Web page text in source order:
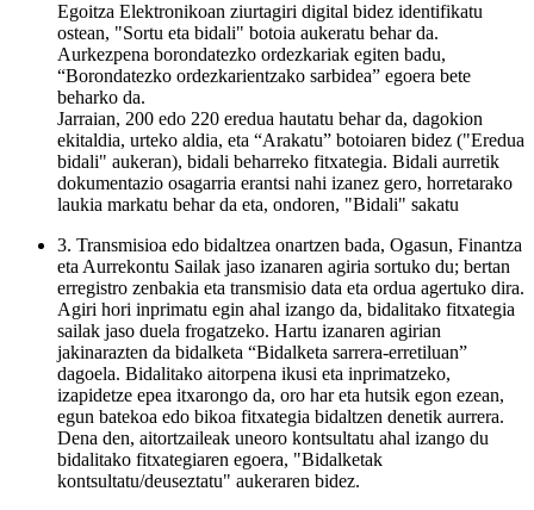
Egoitza Elektronikoan ziurtagiri digital bidez identifikatu
ostean, "Sortu eta bidali" botoia aukeratu behar da.
Aurkezpena borondatezko ordezkariak egiten badu,
“Borondatezko ordezkarientzako sarbidea” egoera bete
beharko da.
Jarraian, 200 edo 220 eredua hautatu behar da, dagokion
ekitaldia, urteko aldia, eta “Arakatu” botoiaren bidez ("Eredua
bidali" aukeran), bidali beharreko fitxategia. Bidali aurretik
dokumentazio osagarria erantsi nahi izanez gero, horretarako
laukia markatu behar da eta, ondoren, "Bidali" sakatu
3. Transmisioa edo bidaltzea onartzen bada, Ogasun, Finantza
eta Aurrekontu Sailak jaso izanaren agiria sortuko du; bertan
erregistro zenbakia eta transmisio data eta ordua agertuko dira.
Agiri hori inprimatu egin ahal izango da, bidalitako fitxategia
sailak jaso duela frogatzeko. Hartu izanaren agirian
jakinarazten da bidalketa “Bidalketa sarrera-erretiluan”
dagoela. Bidalitako aitorpena ikusi eta inprimatzeko,
izapidetze epea itxarongo da, oro har eta hutsik egon ezean,
egun batekoa edo bikoa fitxategia bidaltzen denetik aurrera.
Dena den, aitortzaileak uneoro kontsultatu ahal izango du
bidalitako fitxategiaren egoera, "Bidalketak
kontsultatu/deuseztatu" aukeraren bidez.